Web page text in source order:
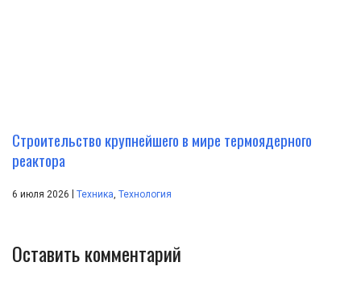
Строительство крупнейшего в мире термоядерного
реактора
6 июля 2026 Техника, Технология
Оставить комментарий